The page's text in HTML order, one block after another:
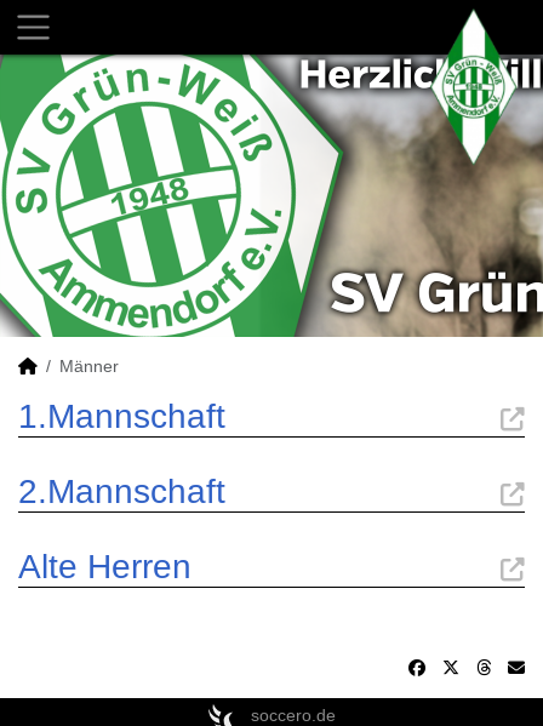
Männer
1.Mannschaft
2.Mannschaft
Alte Herren
soccero.de